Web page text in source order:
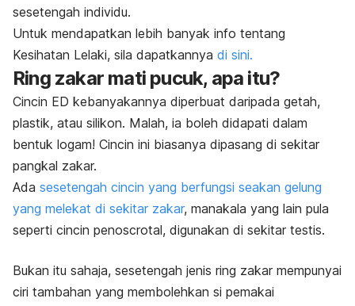
sesetengah individu.
Untuk mendapatkan lebih banyak info tentang
Kesihatan Lelaki, sila dapatkannya di sini.
Ringzakar mati pucuk, apa itu?
Cincin ED kebanyakannya diperbuat daripada getah,
plastik, atau silikon. Malah, ia boleh didapati dalam
bentuk logam! Cincin ini biasanya dipasang di sekitar
pangkal zakar.
Ada sesetengah cincin yang berfungsi seakan gelung
yang melekat di sekitar zakar, manakala yang lain pula
seperti cincin penoscrotal, digunakan di sekitar testis.
Bukan itu sahaja, sesetengah jenis ring zakar mempunyai
ciri tambahan yang membolehkan si pemakai